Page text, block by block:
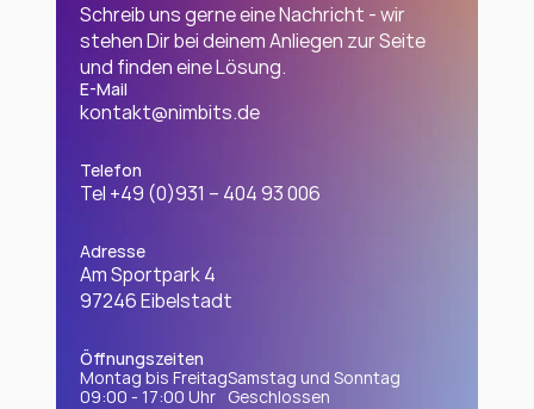
Schreib uns gerne eine Nachricht - wir
stehen Dir bei deinem Anliegen zur Seite
und finden eine Lösung.
E-Mail
kontakt@nimbits.de
Telefon
Tel +49 (0)931 – 404 93 006
Adresse
Am Sportpark 4
97246 Eibelstadt
Öffnungszeiten
Montag bis Freitag
09:00 - 17:00 Uhr
Samstag und Sonntag
Geschlossen